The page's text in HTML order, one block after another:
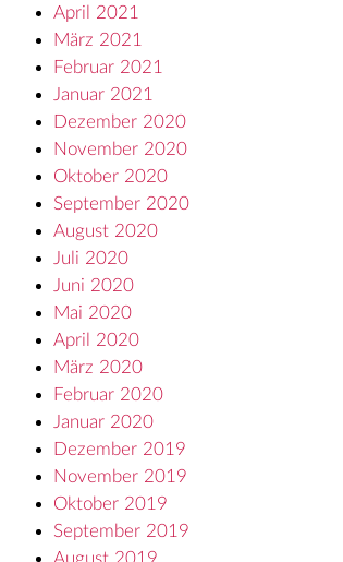
April 2021
März 2021
Februar 2021
Januar 2021
Dezember 2020
November 2020
Oktober 2020
September 2020
August 2020
Juli 2020
Juni 2020
Mai 2020
April 2020
März 2020
Februar 2020
Januar 2020
Dezember 2019
November 2019
Oktober 2019
September 2019
August 2019